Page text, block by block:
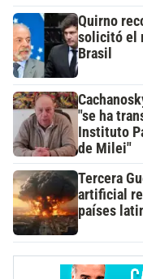
Quirno
solicitó el
Brasil
"se ha
Instituto
de Milei"
Tercera
artificial
países